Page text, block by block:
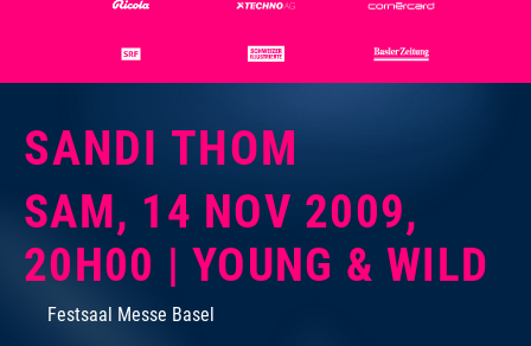
SANDI THOM
SAM, 14 NOV 2009,
20H00 | YOUNG & WILD
Festsaal Messe Basel